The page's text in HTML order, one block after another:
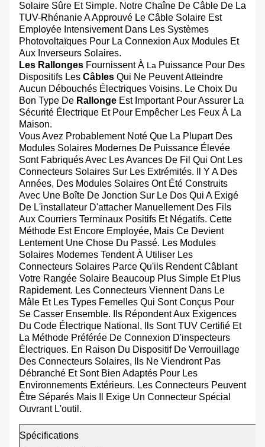
Solaire Sûre Et Simple. Notre Chaîne De Câble De La
TUV-Rhénanie A Approuvé Le Câble Solaire Est
Employée Intensivement Dans Les Systèmes
Photovoltaïques Pour La Connexion Aux Modules Et
Aux Inverseurs Solaires.
Les Rallonges Fournissent À La Puissance Pour Des
Dispositifs Les Câbles Qui Ne Peuvent Atteindre
Aucun Débouchés Électriques Voisins. Le Choix Du
Bon Type De Rallonge Est Important Pour Assurer La
Sécurité Électrique Et Pour Empêcher Les Feux À La
Maison.
Vous Avez Probablement Noté Que La Plupart Des
Modules Solaires Modernes De Puissance Élevée
Sont Fabriqués Avec Les Avances De Fil Qui Ont Les
Connecteurs Solaires Sur Les Extrémités. Il Y A Des
Années, Des Modules Solaires Ont Été Construits
Avec Une Boîte De Jonction Sur Le Dos Qui A Exigé
De L'installateur D'attacher Manuellement Des Fils
Aux Courriers Terminaux Positifs Et Négatifs. Cette
Méthode Est Encore Employée, Mais Ce Devient
Lentement Une Chose Du Passé. Les Modules
Solaires Modernes Tendent À Utiliser Les
Connecteurs Solaires Parce Qu'ils Rendent Câblant
Votre Rangée Solaire Beaucoup Plus Simple Et Plus
Rapidement. Les Connecteurs Viennent Dans Le
Mâle Et Les Types Femelles Qui Sont Conçus Pour
Se Casser Ensemble. Ils Répondent Aux Exigences
Du Code Électrique National, Ils Sont TUV Certifié Et
La Méthode Préférée De Connexion D'inspecteurs
Électriques. En Raison Du Dispositif De Verrouillage
Des Connecteurs Solaires, Ils Ne Viendront Pas
Débranché Et Sont Bien Adaptés Pour Les
Environnements Extérieurs. Les Connecteurs Peuvent
Être Séparés Mais Il Exige Un Connecteur Spécial
Ouvrant L'outil.
Spécifications